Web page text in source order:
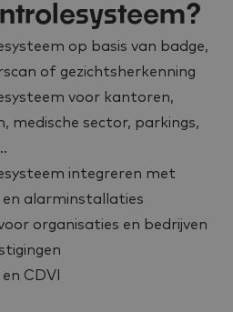
op basis van badge,
of gezichtsherkenning
voor kantoren,
medische sector, parkings,
integreren met
alarminstallaties
organisaties en bedrijven
CDVI